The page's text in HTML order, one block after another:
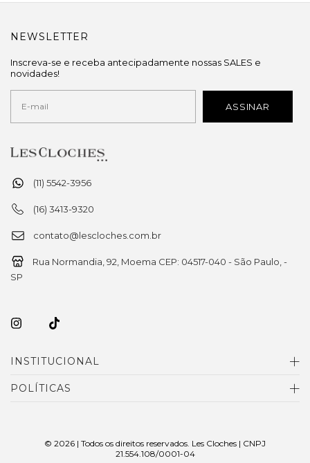
(11) 5542-3956
(16) 3413-9320
contato@lescloches.com.br
Rua Normandia, 92, Moema CEP: 04517-040 - São Paulo, -
SP
INSTITUCIONAL
POLÍTICAS
NEWSLETTER
Inscreva-se e receba antecipadamente nossas SALES e
novidades!
© 2026 | Todos os direitos reservados. Les Cloches | CNPJ
21.554.108/0001-04